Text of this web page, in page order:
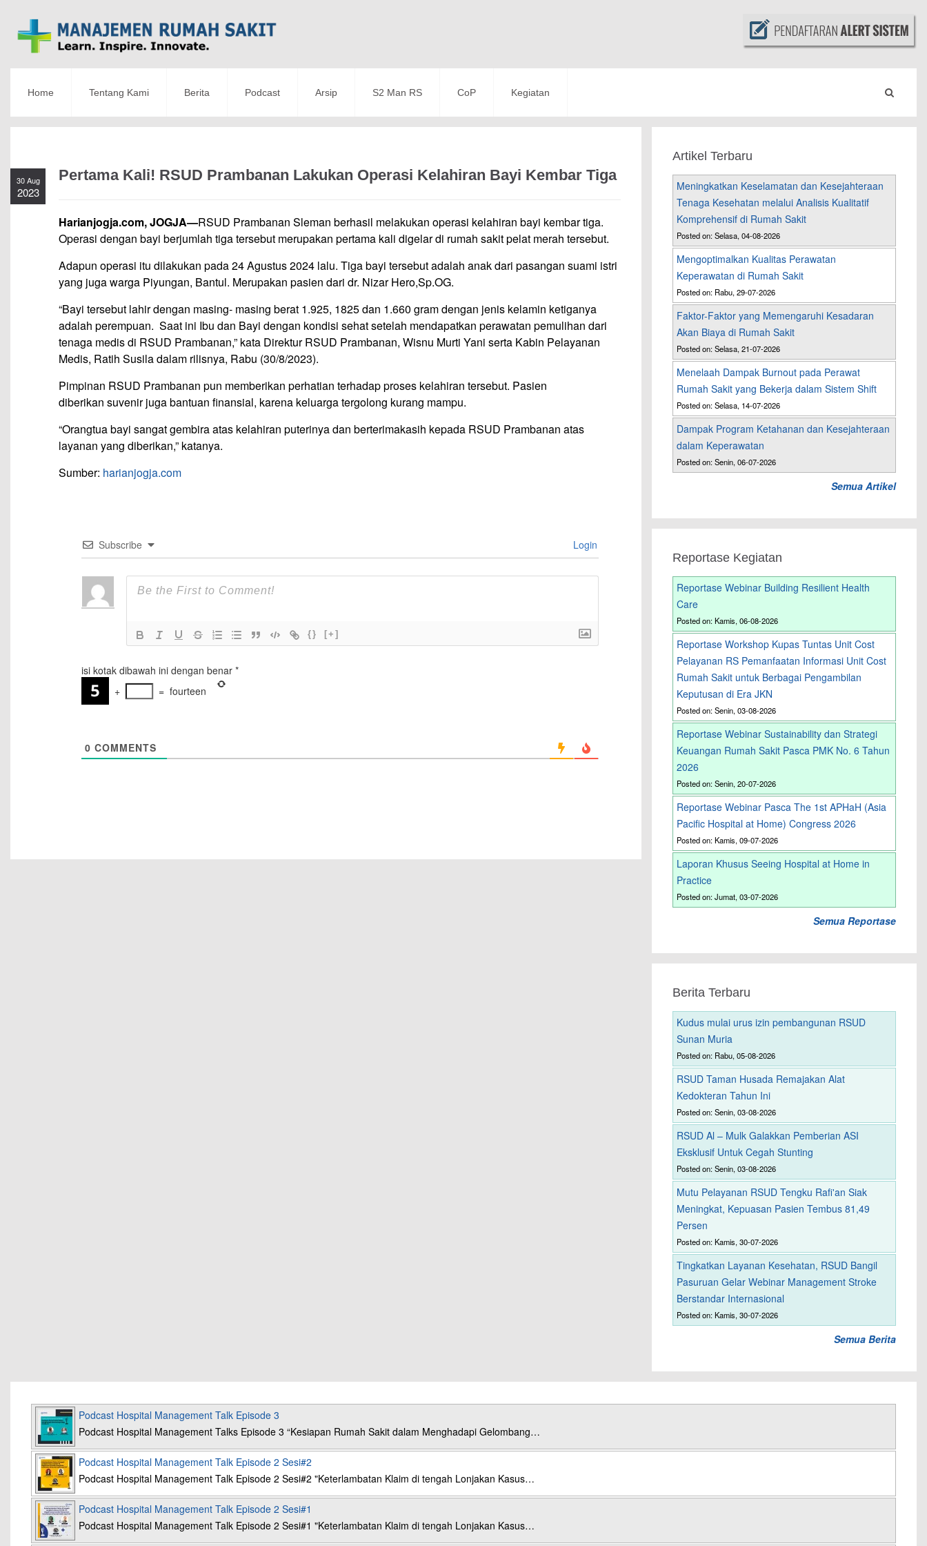
Home Tentang Kami Berita Podcast Arsip S2 Man RS CoP Kegiatan
30 Aug
2023
Pertama Kali! RSUD Prambanan Lakukan Operasi Kelahiran Bayi Kembar Tiga
Harianjogja.com, JOGJA—RSUD Prambanan Sleman berhasil melakukan operasi kelahiran bayi kembar tiga.
Operasi dengan bayi berjumlah tiga tersebut merupakan pertama kali digelar di rumah sakit pelat merah tersebut.
Adapun operasi itu dilakukan pada 24 Agustus 2024 lalu. Tiga bayi tersebut adalah anak dari pasangan suami istri
yang juga warga Piyungan, Bantul. Merupakan pasien dari dr. Nizar Hero,Sp.OG.
“Bayi tersebut lahir dengan masing- masing berat 1.925, 1825 dan 1.660 gram dengan jenis kelamin ketiganya
adalah perempuan. Saat ini Ibu dan Bayi dengan kondisi sehat setelah mendapatkan perawatan pemulihan dari
tenaga medis di RSUD Prambanan,” kata Direktur RSUD Prambanan, Wisnu Murti Yani serta Kabin Pelayanan
Medis, Ratih Susila dalam rilisnya, Rabu (30/8/2023).
Pimpinan RSUD Prambanan pun memberikan perhatian terhadap proses kelahiran tersebut. Pasien
diberikan suvenir juga bantuan finansial, karena keluarga tergolong kurang mampu.
“Orangtua bayi sangat gembira atas kelahiran puterinya dan berterimakasih kepada RSUD Prambanan atas
layanan yang diberikan,” katanya.
Sumber: harianjogja.com
Subscribe Login
{} [+]
isi kotak dibawah ini dengan benar*
+
= fourteen
0 COMMENTS
Artikel Terbaru
Meningkatkan Keselamatan dan Kesejahteraan
Tenaga Kesehatan melalui Analisis Kualitatif
Komprehensif di Rumah Sakit
Posted on: Selasa, 04-08-2026
Mengoptimalkan Kualitas Perawatan
Keperawatan di Rumah Sakit
Posted on: Rabu, 29-07-2026
Faktor-Faktor yang Memengaruhi Kesadaran
Akan Biaya di Rumah Sakit
Posted on: Selasa, 21-07-2026
Menelaah Dampak Burnout pada Perawat
Rumah Sakit yang Bekerja dalam Sistem Shift
Posted on: Selasa, 14-07-2026
Dampak Program Ketahanan dan Kesejahteraan
dalam Keperawatan
Posted on: Senin, 06-07-2026
Semua Artikel
Reportase Kegiatan
Reportase Webinar Building Resilient Health
Care
Posted on: Kamis, 06-08-2026
Reportase Workshop Kupas Tuntas Unit Cost
Pelayanan RS Pemanfaatan Informasi Unit Cost
Rumah Sakit untuk Berbagai Pengambilan
Keputusan di Era JKN
Posted on: Senin, 03-08-2026
Reportase Webinar Sustainability dan Strategi
Keuangan Rumah Sakit Pasca PMK No. 6 Tahun
2026
Posted on: Senin, 20-07-2026
Reportase Webinar Pasca The 1st APHaH (Asia
Pacific Hospital at Home) Congress 2026
Posted on: Kamis, 09-07-2026
Laporan Khusus Seeing Hospital at Home in
Practice
Posted on: Jumat, 03-07-2026
Semua Reportase
Berita Terbaru
Kudus mulai urus izin pembangunan RSUD
Sunan Muria
Posted on: Rabu, 05-08-2026
RSUD Taman Husada Remajakan Alat
Kedokteran Tahun Ini
Posted on: Senin, 03-08-2026
RSUD Al – Mulk Galakkan Pemberian ASI
Eksklusif Untuk Cegah Stunting
Posted on: Senin, 03-08-2026
Mutu Pelayanan RSUD Tengku Rafi'an Siak
Meningkat, Kepuasan Pasien Tembus 81,49
Persen
Posted on: Kamis, 30-07-2026
Tingkatkan Layanan Kesehatan, RSUD Bangil
Pasuruan Gelar Webinar Management Stroke
Berstandar Internasional
Posted on: Kamis, 30-07-2026
Semua Berita
Podcast Hospital Management Talk Episode 3
Podcast Hospital Management Talks Episode 3 “Kesiapan Rumah Sakit dalam Menghadapi Gelombang…
Podcast Hospital Management Talk Episode 2 Sesi#2
Podcast Hospital Management Talk Episode 2 Sesi#2 "Keterlambatan Klaim di tengah Lonjakan Kasus…
Podcast Hospital Management Talk Episode 2 Sesi#1
Podcast Hospital Management Talk Episode 2 Sesi#1 "Keterlambatan Klaim di tengah Lonjakan Kasus…